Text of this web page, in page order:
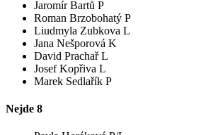
Jaromír Bartů P
Roman Brzobohatý P
Liudmyla Zubkova L
Jana Nešporová K
David Prachař L
Josef Kopřiva L
Marek Sedlařík P
Nejde 8